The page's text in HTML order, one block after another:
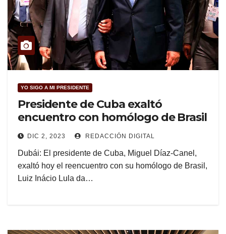
YO SIGO A MI PRESIDENTE
Presidente de Cuba exaltó
encuentro con homólogo de Brasil
DIC 2, 2023 REDACCIÓN DIGITAL
Dubái: El presidente de Cuba, Miguel Díaz-Canel,
exaltó hoy el reencuentro con su homólogo de Brasil,
Luiz Inácio Lula da…